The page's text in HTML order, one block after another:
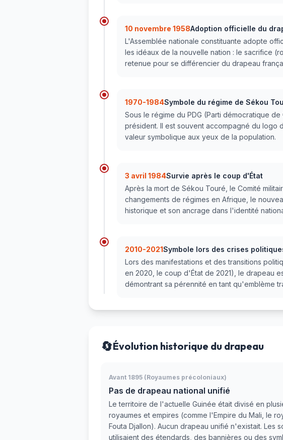
10 novembre 1958Adoption officielle du
L'Assemblée nationale constituante adopte
les idéaux de la nouvelle nation : le sacrifice
retenue pour se différencier du drapeau
1970-1984Symbole du régime de Sékou
Sous le régime du PDG (Parti démocratique
président. Il est souvent accompagné du logo
valeur symbolique aux yeux de la population.
3 avril 1984Survie après le coup d'État
Après la mort de Sékou Touré, le Comité
changements de régimes en Afrique, le
historique et son ancrage dans l'identité
2010-2021Symbole lors des crises
Lors des manifestations et des transitions
en 2020, le coup d'État de 2021), le drapeau
démontrant sa pérennité en tant qu'emblème
🔄Évolution historique du drapeau
Avant 1895 (Royaumes précoloniaux)
Pas de drapeau national unifié
Le territoire de l'actuelle Guinée était divisé en
royaumes et empires (comme l'Empire du Mali, le
Fouta Djallon). Aucun drapeau unifié n'existait. Les
utilisaient des étendards, des bannières ou des